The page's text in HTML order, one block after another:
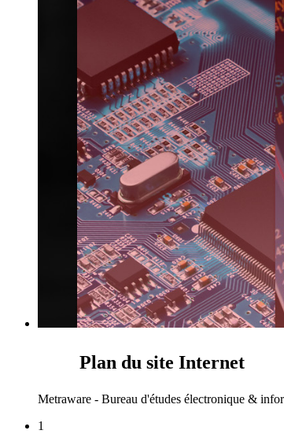
Plan du site Internet
Metraware - Bureau d'études électronique &
1